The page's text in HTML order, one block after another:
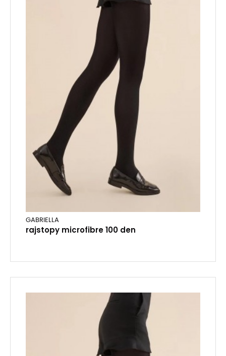
GABRIELLA
rajstopy microfibre 100 den